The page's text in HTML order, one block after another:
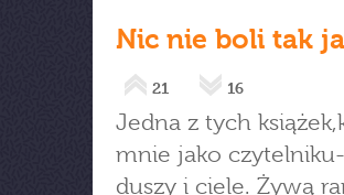
Nic nie boli tak
21 16
Jedna z tych
mnie jako
duszy i ciele. Żywą